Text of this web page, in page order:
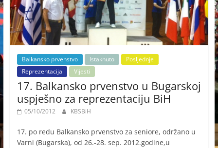
Balkansko prvenstvo Istaknuto
Posljednje
Reprezentacija
Vijesti
17. Balkansko prvenstvo u Bugarskoj
uspješno za reprezentaciju BiH
05/10/2012 KBSBiH
17. po redu Balkansko prvenstvo za seniore, održano u
Varni (Bugarska), od 26.-28. sep. 2012.godine,u